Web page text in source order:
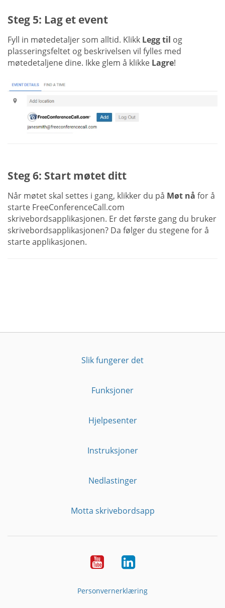
Steg 5: Lag et event
Fyll in møtedetaljer som alltid. Klikk Legg til og
plasseringsfeltet og beskrivelsen vil fylles med
møtedetaljene dine. Ikke glem å klikke Lagre!
Steg 6: Start møtet ditt
Når møtet skal settes i gang, klikker du på Møt nå for å
starte FreeConferenceCall.com
skrivebordsapplikasjonen. Er det første gang du bruker
skrivebordsapplikasjonen? Da følger du stegene for å
starte applikasjonen.
Slik fungerer det
Funksjoner
Hjelpesenter
Instruksjoner
Nedlastinger
Motta skrivebordsapp
YouTubeLinkedin
Personvernerklæring